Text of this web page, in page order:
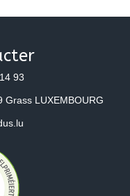
93
Grass LUXEMBOURG